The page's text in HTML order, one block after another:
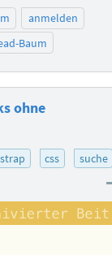
anmelden
Baum
ohne
css suche